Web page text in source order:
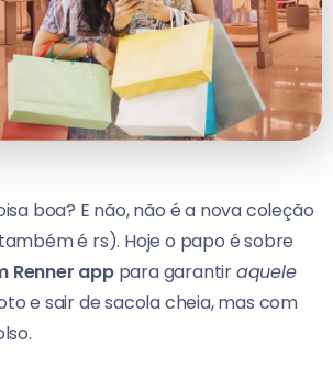
boa? E não, não é a nova coleção
é rs). Hoje o papo é sobre
Renner apppara garantiraquele
e sair de sacola cheia, mas com